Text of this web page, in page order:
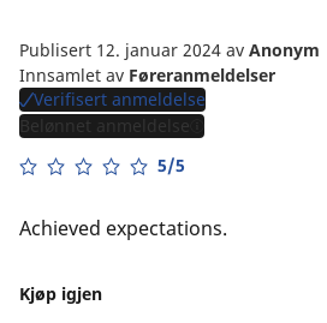
Publisert 12. januar 2024 av Anonym
Innsamlet av Føreranmeldelser
Verifisert anmeldelse
Belønnet anmeldelse
5/5
Achieved expectations.
Kjøp igjen